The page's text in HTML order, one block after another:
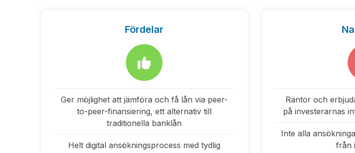
Fördelar
Ger möjlighet att jämföra och få lån via peer-
to-peer-finansiering, ett alternativ till
traditionella banklån
Helt digital ansökningsprocess med tydlig
Räntor och
på investerarnas
Inte alla
från